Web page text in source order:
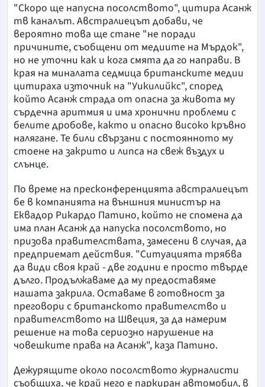
"Скоро ще напусна посолството", цитира Асанж
тв каналът. Австралиецът добави, че
вероятно това ще стане "не поради
причините, съобщени от медиите на Мърдок",
но не уточни как и кога смята да го направи. В
края на миналата седмица британските медии
цитираха източник на "Уикилийкс", според
който Асанж страда от опасна за живота му
сърдечна аритмия и има хронични проблеми с
белите дробове, както и опасно високо кръвно
налягане. Те били свързани с постоянното му
стоене на закрито и липса на свеж въздух и
слънце.
По време на пресконференцията австралиецът
бе в компанията на външния министър на
Еквадор Рикардо Патино, който не спомена да
има план Асанж да напуска посолството, но
призова правителствата, замесени в случая, да
предприемат действия. "Ситуацията трябва
да види своя край - две години е просто твърде
дълго. Продължаваме да му предоставяме
нашата закрила. Оставаме в готовност за
преговори с британското правителство и
правителството на Швеция, за да намерим
решение на това сериозно нарушение на
човешките права на Асанж", каза Патино.
Дежурящите около посолството журналисти
съобщиха, че край него е паркиран автомобил, в